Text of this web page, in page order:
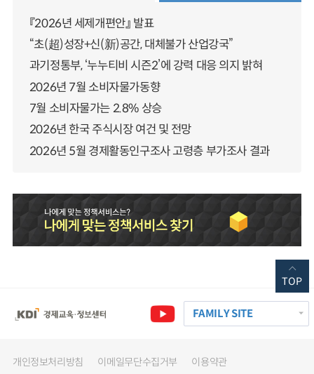
『2026년 세제개편안』 발표
“초(超)성장+신(新)공간, 대체불가 산업강국”
과기정통부, ‘누누티비 시즌2’에 강력 대응 의지 밝혀
2026년 7월 소비자물가동향
7월 소비자물가는 2.8% 상승
2026년 한국 주식시장 여건 및 전망
2026년 5월 경제활동인구조사 고령층 부가조사 결과
FAMILY SITE
개인정보처리방침 이메일무단수집거부 이용약관
TOP